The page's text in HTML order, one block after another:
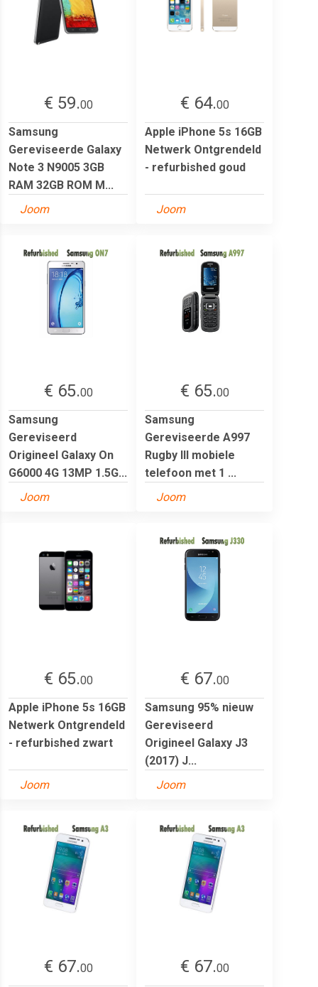
€ 59.00
Samsung
Gereviseerde Galaxy
Note 3 N9005 3GB
RAM 32GB ROM M...
Joom
€ 64.00
Apple iPhone 5s 16GB
Netwerk Ontgrendeld
- refurbished goud
Joom
€ 65.00
Samsung
Gereviseerd
Origineel Galaxy On
G6000 4G 13MP 1.5G...
Joom
€ 65.00
Samsung
Gereviseerde A997
Rugby III mobiele
telefoon met 1 ...
Joom
€ 65.00
Apple iPhone 5s 16GB
Netwerk Ontgrendeld
- refurbished zwart
Joom
€ 67.00
Samsung 95% nieuw
Gereviseerd
Origineel Galaxy J3
(2017) J...
Joom
€ 67.00
€ 67.00